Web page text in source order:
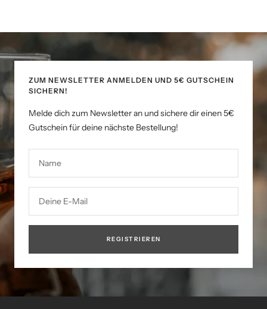
ZUM NEWSLETTER ANMELDEN UND 5€ GUTSCHEIN
SICHERN!
Melde dich zum Newsletter an und sichere dir einen 5€
Gutschein für deine nächste Bestellung!
Name
Deine E-Mail
REGISTRIEREN